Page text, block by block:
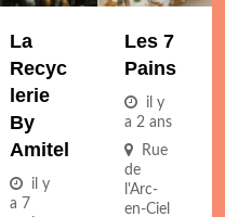
La
Recyc
Lerie
By
Amitel
il y
a 7
Les 7
Pains
il y
a 2 ans
Rue
de
l'Arc-
en-Ciel